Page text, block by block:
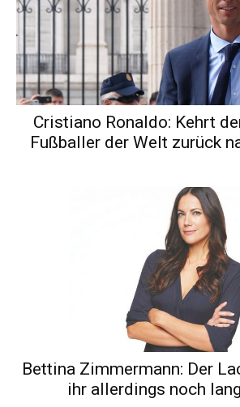
Cristiano Ronaldo: Kehrt
Fußballer der Welt zurück
Bettina Zimmermann: Der
ihr allerdings noch